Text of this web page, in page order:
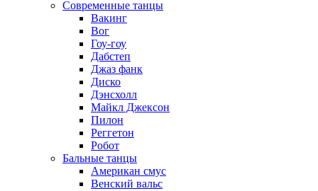
Современные танцы
Вакинг
Вог
Гоу-гоу
Дабстеп
Джаз фанк
Диско
Дэнсхолл
Майкл Джексон
Пилон
Реггетон
Робот
Бальные танцы
Американ смус
Венский вальс